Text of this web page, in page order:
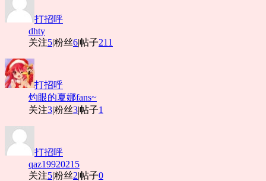
打招呼
dhty
关注5|粉丝6|帖子211
打招呼
灼眼的夏娜fans~
关注3|粉丝3|帖子1
打招呼
qaz19920215
关注5|粉丝2|帖子0